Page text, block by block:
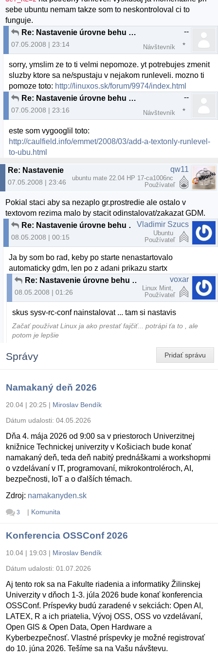
sebe ubuntu nemam takze som to neskontroloval ci to
funguje.
Re: Nastavenie úrovne behu systemu
07.05.2008 | 23:14
--
Návštevník
sorry, ymslim ze to ti velmi nepomoze. yt potrebujes zmenit
sluzby ktore sa ne/spustaju v nejakom runleveli. mozno ti
pomoze toto: http://linuxos.sk/forum/9974/index.html
Re: Nastavenie úrovne behu systemu
07.05.2008 | 23:16
--
Návštevník
este som vygooglil toto:
http://caulfield.info/emmet/2008/03/add-a-textonly-runlevel-
to-ubu.html
07.05.2008 | 23:46
qw11
ubuntu mate 22.04 HP 17-ca1006nc
Používateľ
Pokial staci aby sa nezaplo gr.prostredie ale ostalo v
textovom rezima malo by stacit odinstalovat/zakazat GDM.
Re: Nastavenie úrovne behu systemu
08.05.2008 | 00:15
Vladimir Szucs
Ubuntu
Používateľ
Ja by som bo rad, keby po starte nenastartovalo
automaticky gdm, len po z adani prikazu startx
Re: Nastavenie úrovne behu systemu
08.05.2008 | 01:26
voxar
Linux Mint,
Používateľ
skus sysv-rc-conf nainstalovat ... tam si nastavis
Začať používat Linux ja ako prestať fajčiť... potrápi ťa to , ale
potom je lepšie
Pridať správu
Správy
Namakaný deň 2026
20.04 | 20:25 | Miroslav Bendík
Dátum udalosti: 04.05.2026
Dňa 4. mája 2026 od 9:00 sa v priestoroch Univerzitnej
knižnice Technickej univerzity v Košiciach bude konať
namakaný deň, teda deň nabitý prednáškami a workshopmi
o vzdelávaní v IT, programovaní, mikrokontroléroch, AI,
bezpečnosti, IoT a o ďalších témach.
Zdroj: namakanyden.sk
3 | Komunita
Konferencia OSSConf 2026
10.04 | 19:03 | Miroslav Bendík
Dátum udalosti: 01.07.2026
Aj tento rok sa na Fakulte riadenia a informatiky Žilinskej
Univerzity v dňoch 1-3. júla 2026 bude konať konferencia
OSSConf. Príspevky budú zaradené v sekciách: Open AI,
LATEX, R a ich priatelia, Vývoj OSS, OSS vo vzdelávaní,
Open GIS & Open Data, Open Hardware a
Kyberbezpečnosť. Vlastné príspevky je možné registrovať
do 10. júna 2026. Tešíme sa na Vašu návštevu.